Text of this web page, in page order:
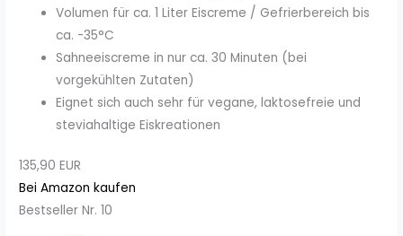
Volumen für ca. 1 Liter Eiscreme / Gefrierbereich bis
ca. -35°C
Sahneeiscreme in nur ca. 30 Minuten (bei
vorgekühlten Zutaten)
Eignet sich auch sehr für vegane, laktosefreie und
steviahaltige Eiskreationen
135,90 EUR
Bei Amazon kaufen
Bestseller Nr. 10